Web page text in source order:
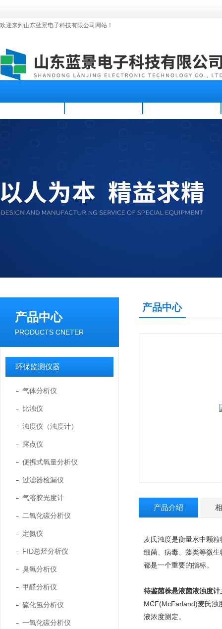
欢迎来到山东蓝景电子科技有限公司网站！
产品中心
PRODUCTS CNETER
环保监测仪器
气体分析仪
比浊仪
浊度仪（浊度计）
露点仪
便携式氧量分析仪
过滤器检漏仪
气溶胶光度计
二氧化碳分析仪
定氮仪
FID总烃分析仪
臭氧分析仪
甲醛分析仪
硫化氢分析仪
一氧化碳分析仪
产品中心
产品介绍
麦氏浊度是衡量水中颗
细菌、病毒、藻类等微
都是一个重要的指标。
待鉴菌株悬液菌液浊度计
MCF(McFarland)麦氏浊
液浓度测定。